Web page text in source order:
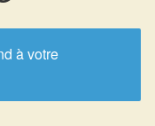
à votre